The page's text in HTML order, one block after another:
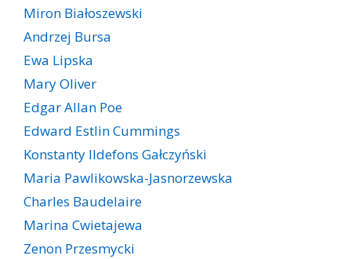
Miron Białoszewski
Andrzej Bursa
Ewa Lipska
Mary Oliver
Edgar Allan Poe
Edward Estlin Cummings
Konstanty Ildefons Gałczyński
Maria Pawlikowska-Jasnorzewska
Charles Baudelaire
Marina Cwietajewa
Zenon Przesmycki